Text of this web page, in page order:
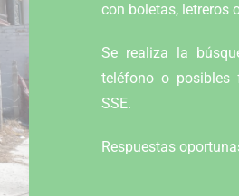
con boletas, letreros
Se realiza la
teléfono o posibles
SSE.
Respuestas